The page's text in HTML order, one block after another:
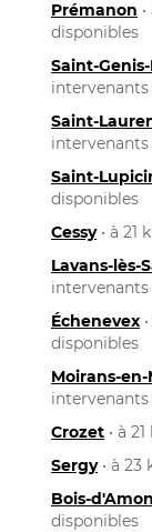
Prémanon
disponibles
Saint-
Saint-
Saint-
disponibles
Cessy• à 21
Lavans-lès-
Échenevex
disponibles
Moirans-
Crozet • à
Sergy• à 23
Bois-
disponibles